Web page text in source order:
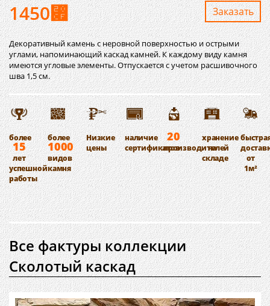
1450⃏ Заказaть
Декоративный камень с неровной поверхностью и острыми
углами, напоминающий каскад камней. К каждому виду камня
имеются угловые элементы. Отпускается с учетом расшивочного
шва 1,5 см.
более
15
лет
успешной
работы
более
1000
видов
камня
Низкие
цены
наличие
сертификатов
20
производителей
хранение
на
складе
от
1м²
Все фактуры коллекции
Сколотый каскад